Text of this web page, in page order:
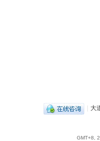
大
GMT+8,